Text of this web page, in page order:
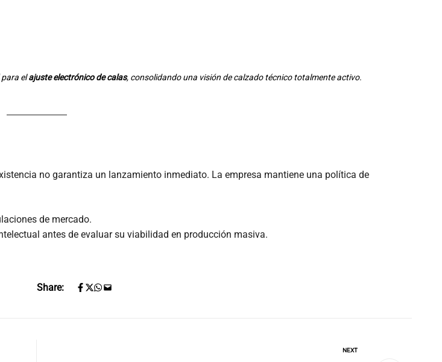
para elajuste electrónico de calas, consolidando una visión de calzado técnico totalmente activo.
no garantiza un lanzamiento inmediato. La empresa mantiene una política de
de mercado.
antes de evaluar su viabilidad en producción masiva.
Share:
NEXT